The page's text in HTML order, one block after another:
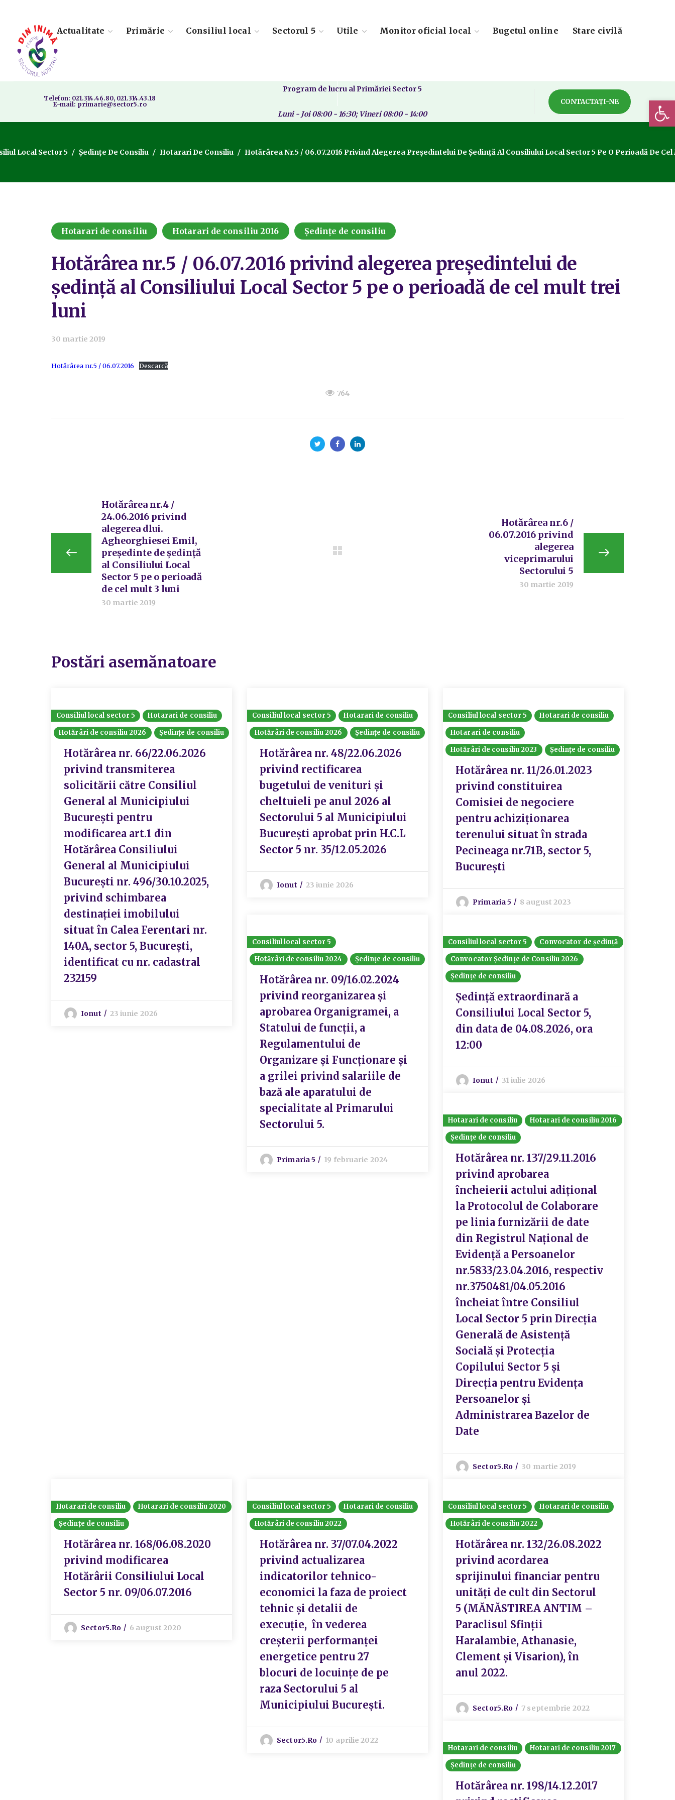
Actualitate Primărie Consiliul local Sectorul 5 Utile Monitor oficial local Bugetul online Stare civilă
Telefon: 021.314.46.80, 021.314.43.18
E-mail: primarie@sector5.ro
Program de lucru al Primăriei Sector 5
Luni - Joi 08:00 - 16:30; Vineri 08:00 - 14:00
CONTACTAȚI-NE
Local Sector 5 Ședințe De Consiliu Hotarari De Consiliu Hotărârea Nr.5 / 06.07.2016 Privind Alegerea Președintelui De Ședință Al Consiliului Local Sector 5 Pe O Perioadă De
Hotarari de consiliu Hotarari de consiliu 2016 Ședințe de consiliu
Hotărârea nr.5 / 06.07.2016 privind alegerea președintelui de
ședință al Consiliului Local Sector 5 pe o perioadă de cel mult trei
luni
30 martie 2019
Hotărârea nr.5 / 06.07.2016 Descarcă
764
Hotărârea nr.4 /
24.06.2016 privind
alegerea dlui.
Agheorghiesei Emil,
președinte de ședință
al Consiliului Local
Sector 5 pe o perioadă
de cel mult 3 luni
30 martie 2019
Hotărârea nr.6 /
06.07.2016 privind
alegerea
viceprimarului
Sectorului 5
30 martie 2019
Postări asemănatoare
Consiliul local sector 5
Hotarari de consiliu
Hotărâri de consiliu 2026
Ședințe de consiliu
Hotărârea nr. 66/22.06.2026
privind transmiterea
solicitării către Consiliul
General al Municipiului
București pentru
modificarea art.1 din
Hotărârea Consiliului
General al Municipiului
București nr. 496/30.10.2025,
privind schimbarea
destinației imobilului
situat în Calea Ferentari nr.
140A, sector 5, București,
identificat cu nr. cadastral
232159
Ionut 23 iunie 2026
Consiliul local sector 5
Hotarari de consiliu
Hotărâri de consiliu 2026
Ședințe de consiliu
Hotărârea nr. 48/22.06.2026
privind rectificarea
bugetului de venituri și
cheltuieli pe anul 2026 al
Sectorului 5 al Municipiului
București aprobat prin H.C.L
Sector 5 nr. 35/12.05.2026
Ionut 23 iunie 2026
Consiliul local sector 5
Hotarari de consiliu
Hotarari de consiliu
Hotărâri de consiliu 2023
Ședințe de consiliu
Hotărârea nr. 11/26.01.2023
privind constituirea
Comisiei de negociere
pentru achiziționarea
terenului situat în strada
Pecineaga nr.71B, sector 5,
București
Primaria 5 8 august 2023
Consiliul local sector 5
Hotărâri de consiliu 2024
Ședințe de consiliu
Hotărârea nr. 09/16.02.2024
privind reorganizarea și
aprobarea Organigramei, a
Statului de funcții, a
Regulamentului de
Organizare și Funcționare și
a grilei privind salariile de
bază ale aparatului de
specialitate al Primarului
Sectorului 5.
Primaria 5 19 februarie 2024
Consiliul local sector 5
Convocator de ședință
Convocator Ședințe de Consiliu 2026
Ședințe de consiliu
Ședință extraordinară a
Consiliului Local Sector 5,
din data de 04.08.2026, ora
12:00
Ionut 31 iulie 2026
Hotarari de consiliu
Hotarari de consiliu 2016
Ședințe de consiliu
Hotărârea nr. 137/29.11.2016
privind aprobarea
încheierii actului adiţional
la Protocolul de Colaborare
pe linia furnizării de date
din Registrul Naţional de
Evidenţă a Persoanelor
nr.5833/23.04.2016, respectiv
nr.3750481/04.05.2016
încheiat între Consiliul
Local Sector 5 prin Direcţia
Generală de Asistenţă
Socială şi Protecţia
Copilului Sector 5 şi
Direcţia pentru Evidenţa
Persoanelor şi
Administrarea Bazelor de
Date
Sector5.ro 30 martie 2019
Hotarari de consiliu
Hotarari de consiliu 2020
Ședințe de consiliu
Hotărârea nr. 168/06.08.2020
privind modificarea
Hotărârii Consiliului Local
Sector 5 nr. 09/06.07.2016
Sector5.ro 6 august 2020
Consiliul local sector 5
Hotarari de consiliu
Hotărâri de consiliu 2022
Hotărârea nr. 37/07.04.2022
privind actualizarea
indicatorilor tehnico-
economici la faza de proiect
tehnic și detalii de
execuție, în vederea
creșterii performanței
energetice pentru 27
blocuri de locuințe de pe
raza Sectorului 5 al
Municipiului București.
Sector5.ro 10 aprilie 2022
Consiliul local sector 5
Hotarari de consiliu
Hotărâri de consiliu 2022
Hotărârea nr. 132/26.08.2022
privind acordarea
sprijinului financiar pentru
unități de cult din Sectorul
5 (MĂNĂSTIREA ANTIM –
Paraclisul Sfinții
Haralambie, Athanasie,
Clement și Visarion), în
anul 2022.
Sector5.ro 7 septembrie 2022
Hotarari de consiliu
Hotarari de consiliu 2017
Ședințe de consiliu
Hotărârea nr. 198/14.12.2017